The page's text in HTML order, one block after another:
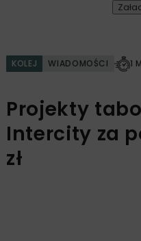
KOLEJ WIADOMOŚCI 1
Projekty
Intercity za
zł